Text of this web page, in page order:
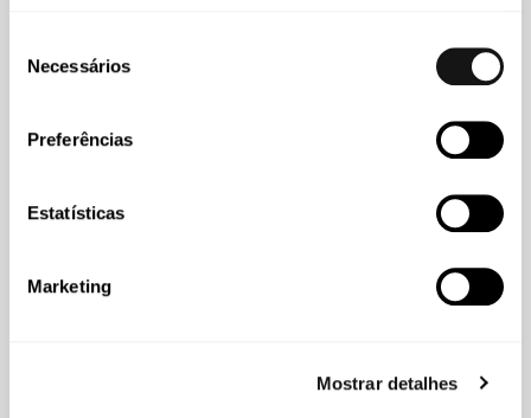
Necessários
Preferências
Estatísticas
Marketing
Mostrar detalhes
EU Pharma Package: nova abordagem à testagem não